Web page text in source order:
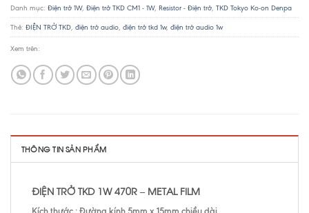
Danh mục: Điện trở 1W, Điện trở TKD CM1 - 1W, Resistor - Điện trở TKD Tokyo Ko-on Denpa
Thẻ: ĐIỆN TRỞ TKD điện trở audio điện trở tkd 1w, điện trở audio 1w
Xem trên:
THÔNG TIN SẢN PHẨM
ĐIỆN TRỞ TKD 1W 470R – METAL FILM
Kích thước : Đường kính 5mm x 15mm chiều dài.